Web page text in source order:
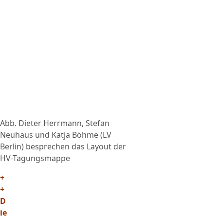
Abb. Dieter Herrmann, Stefan
Neuhaus und Katja Böhme (LV
Berlin) besprechen das Layout der
HV-Tagungsmappe
+
+
D
ie